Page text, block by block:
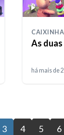
As
há mais de
3 4 5 6